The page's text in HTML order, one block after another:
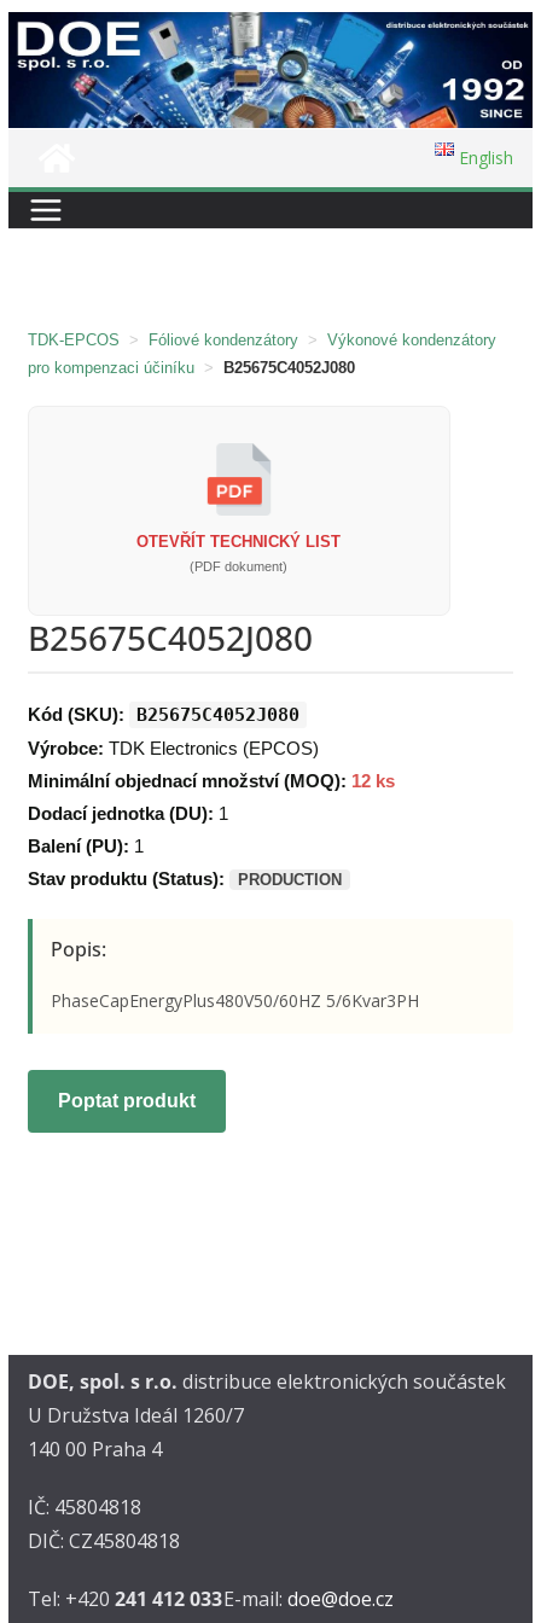
Přeskočit
na
English
TDK-EPCOS > Fóliové kondenzátory > Výkonové kondenzátory
pro kompenzaci účiníku > B25675C4052J080
OTEVŘÍT TECHNICKÝ LIST
(PDF dokument)
B25675C4052J080
Kód (SKU): B25675C4052J080
Výrobce: TDK Electronics (EPCOS)
Minimální objednací množství (MOQ): 12 ks
Dodací jednotka (DU): 1
Balení (PU): 1
Stav produktu (Status):
PRODUCTION
Popis:
PhaseCapEnergyPlus480V50/60HZ 5/6Kvar3PH
Poptat produkt
DOE, spol. s r.o. distribuce elektronických součástek
U Družstva Ideál 1260/7
140 00 Praha 4
IČ: 45804818
DIČ: CZ45804818
Tel: +420 241 412 033E-mail: doe@doe.cz